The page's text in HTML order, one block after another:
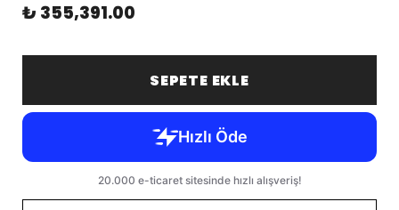
₺ 355,391.00
SEPETE EKLE